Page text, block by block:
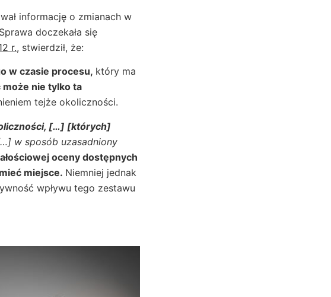
informację o zmianach w
doczekała się
r., stwierdził, że:
w czasie procesu, który ma
nie tylko ta
tejże okoliczności.
[…] [których]
w sposób uzasadniony
oceny dostępnych
miejsce. Niemniej jednak
wpływu tego zestawu